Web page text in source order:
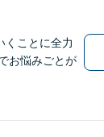
くことに全力
お悩みごとが